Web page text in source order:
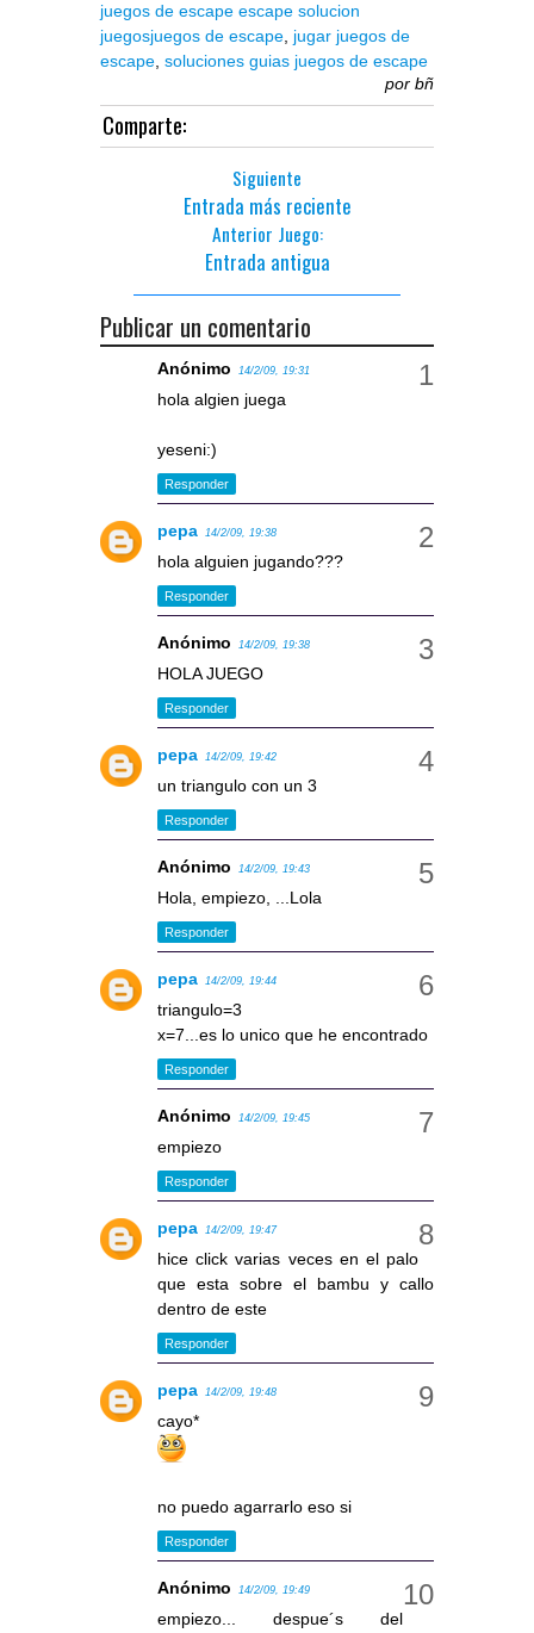
juegos de escape escape solucion
juegosjuegos de escape, jugar juegos de
escape, soluciones guias juegos de escape
por bñ
Comparte:
Siguiente
Entrada más reciente
Anterior Juego:
Entrada antigua
Publicar un comentario
Anónimo 14/2/09, 19:31
hola algien juega
yeseni:)
Responder
pepa 14/2/09, 19:38
hola alguien jugando???
Responder
Anónimo 14/2/09, 19:38
HOLA JUEGO
Responder
pepa 14/2/09, 19:42
un triangulo con un 3
Responder
Anónimo 14/2/09, 19:43
Hola, empiezo, ...Lola
Responder
pepa 14/2/09, 19:44
triangulo=3
x=7...es lo unico que he encontrado
Responder
Anónimo 14/2/09, 19:45
empiezo
Responder
pepa 14/2/09, 19:47
hice click varias veces en el palo
que esta sobre el bambu y callo
dentro de este
Responder
pepa 14/2/09, 19:48
cayo*
no puedo agarrarlo eso si
Responder
Anónimo 14/2/09, 19:49
empiezo... despue´s del